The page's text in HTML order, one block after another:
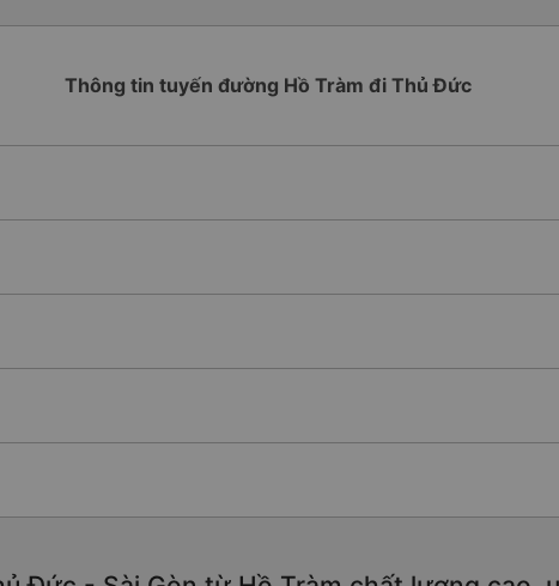
Thông tin tuyến đường Hồ Tràm đi Thủ Đức